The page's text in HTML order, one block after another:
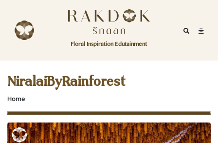
RakDok (รักดอก)
Floral Inspiration Edutainment
Mobile
RakDok
Menu
MAGAZINE
EDUTAINMENT
RAKDOK
NiralaiByRainforest
Home